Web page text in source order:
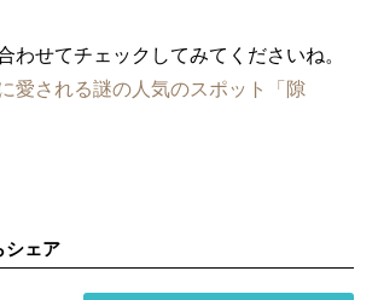
わせてチェックしてみてくださいね。
愛される謎の人気のスポット「隙
シェア